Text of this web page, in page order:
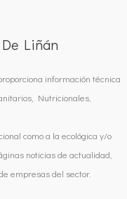
De Liñán
información técnica
Nutricionales,
como a la ecológica y/o
noticias de actualidad,
empresas del sector.